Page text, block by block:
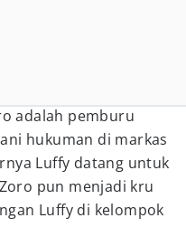
adalah pemburu
hukuman di markas
Luffy datang untuk
pun menjadi kru
Luffy di kelompok